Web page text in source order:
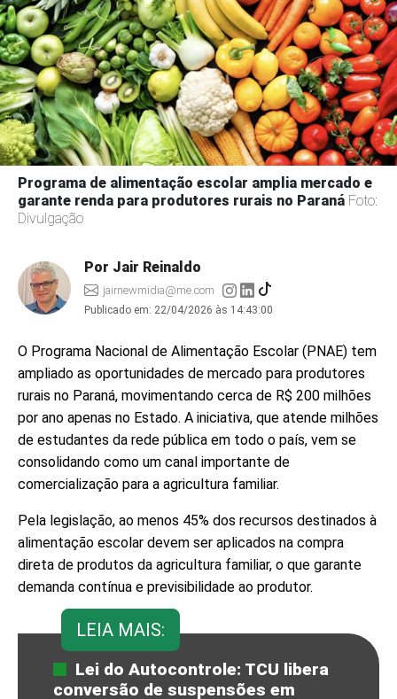
Programa de alimentação escolar amplia mercado e
garante renda para produtores rurais no Paraná Foto:
Divulgação
Por Jair Reinaldo
jairnewmidia@me.com
Publicado em: 22/04/2026 às 14:43:00
O Programa Nacional de Alimentação Escolar (PNAE) tem
ampliado as oportunidades de mercado para produtores
rurais no Paraná, movimentando cerca de R$ 200 milhões
por ano apenas no Estado. A iniciativa, que atende milhões
de estudantes da rede pública em todo o país, vem se
consolidando como um canal importante de
comercialização para a agricultura familiar.
Pela legislação, ao menos 45% dos recursos destinados à
alimentação escolar devem ser aplicados na compra
direta de produtos da agricultura familiar, o que garante
demanda contínua e previsibilidade ao produtor.
LEIA MAIS:
Lei do Autocontrole: TCU libera
conversão de suspensões em